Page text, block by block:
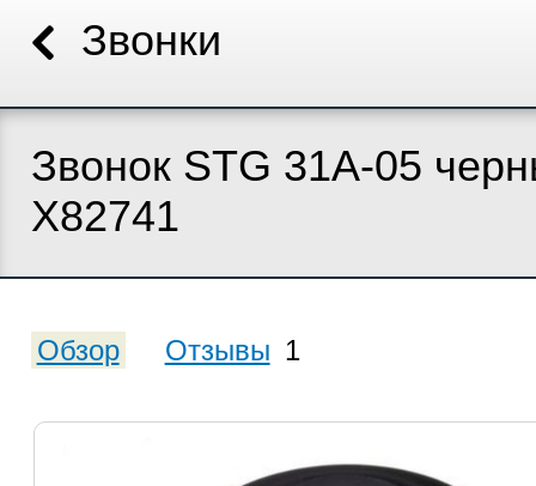
Звонки
Звонок STG 31A-05
Х82741
Обзор Отзывы 1